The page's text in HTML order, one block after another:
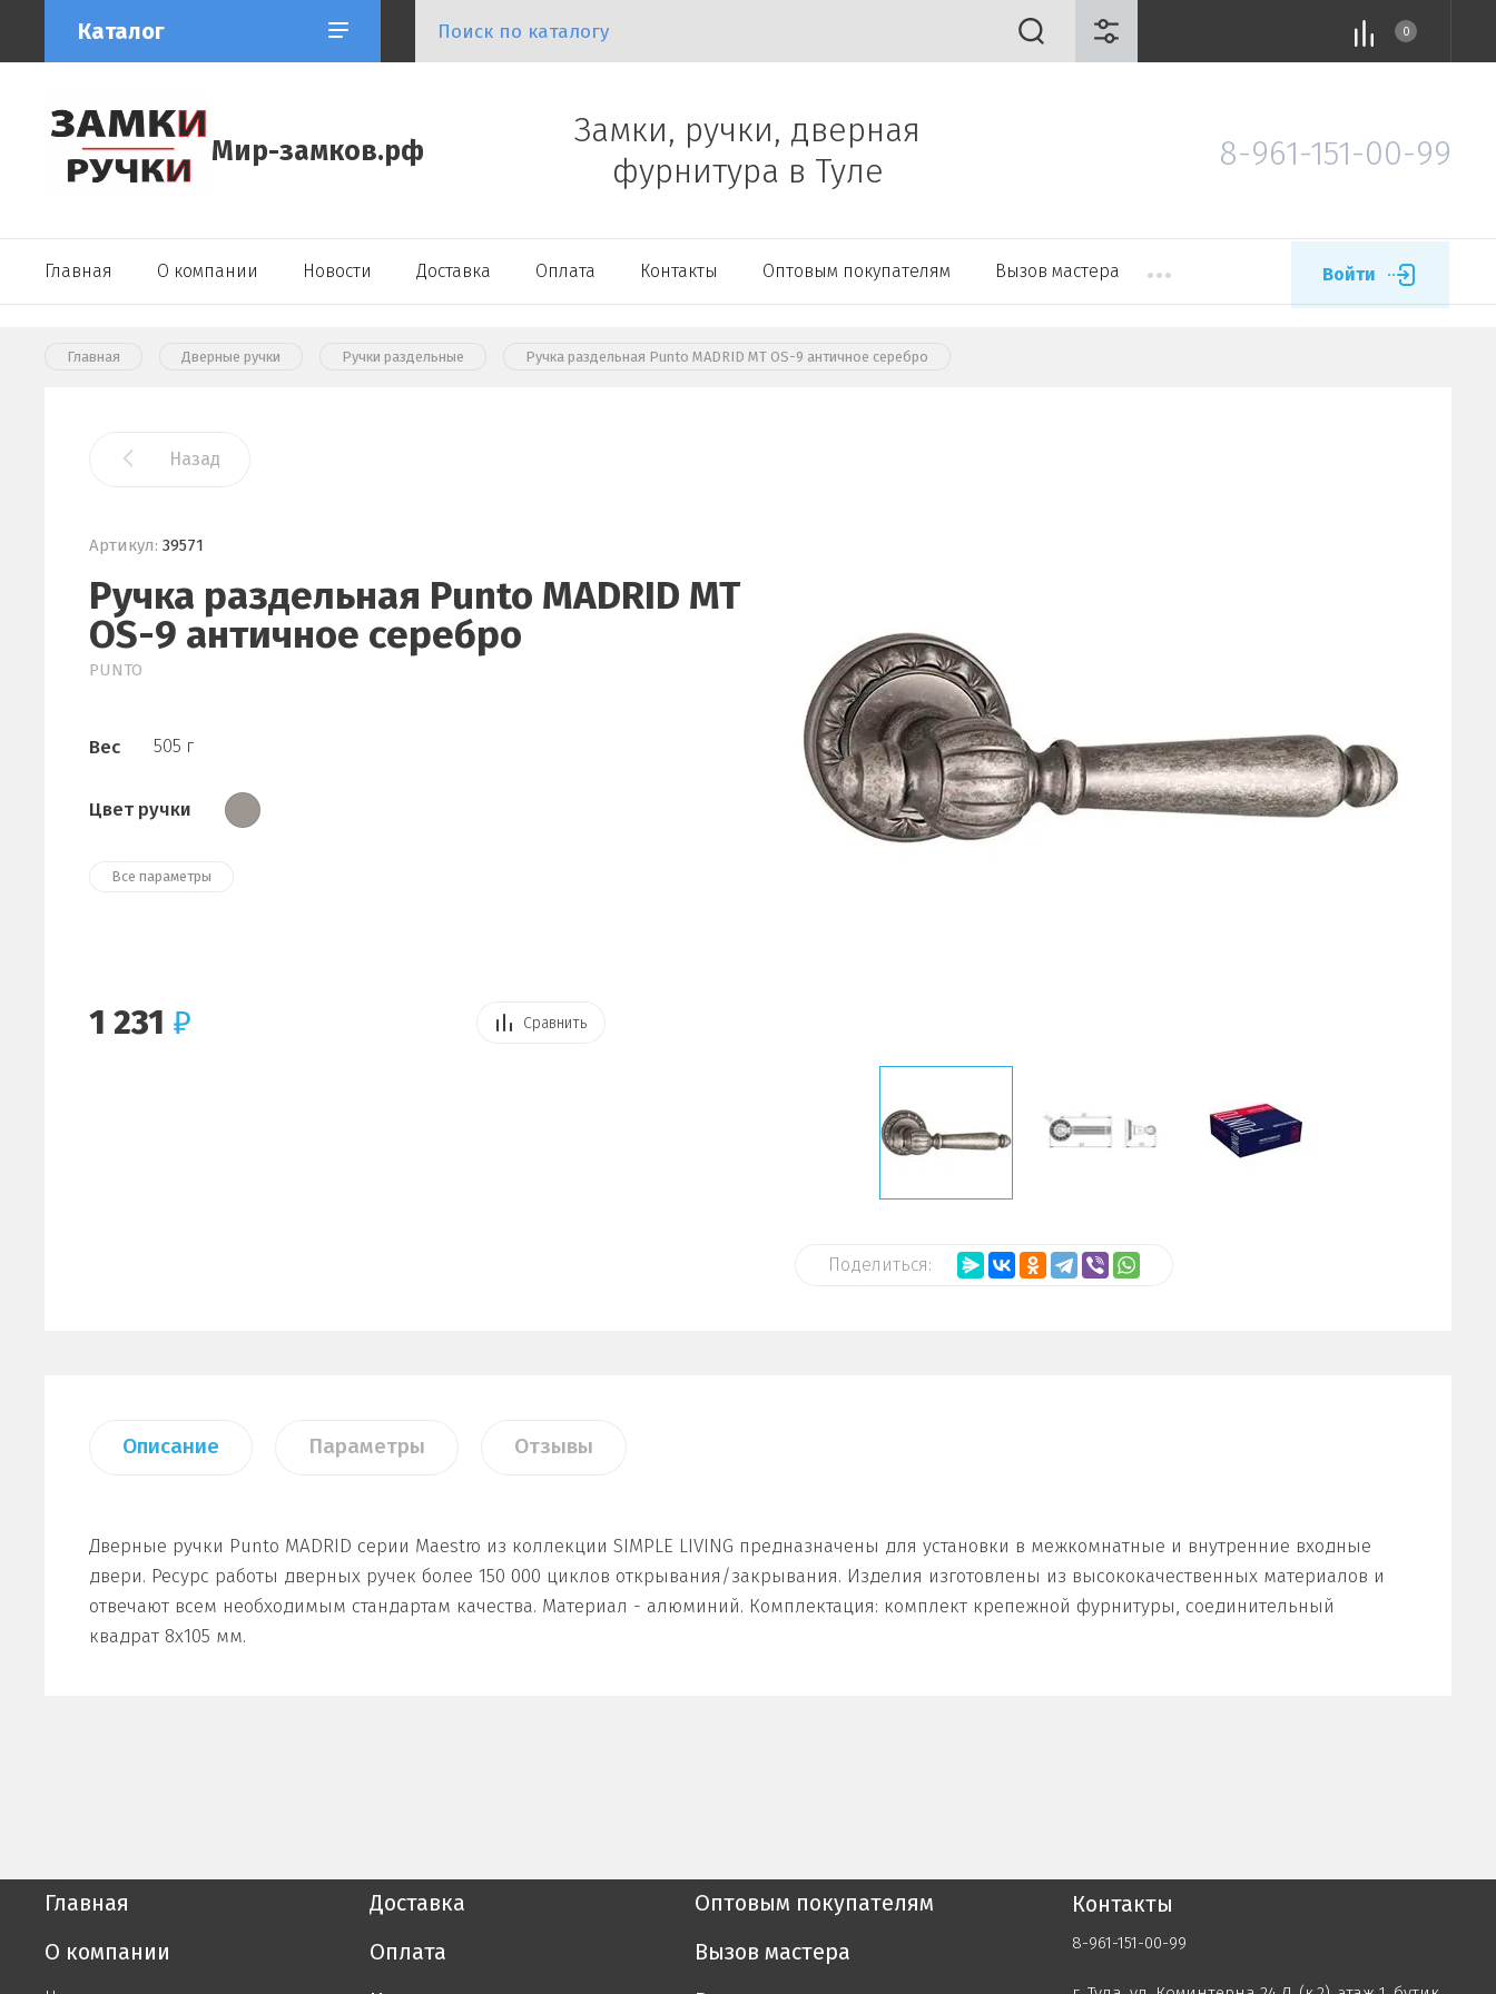
Главная О компании Новости Доставка Оплата Контакты Оптовым покупателям Вызов мастера Войти
Мир-замков.рф
Замки, ручки, дверная
фурнитура в Туле
8-961-151-00-99
Каталог 0
Главная Дверные ручки Ручки раздельные Ручка раздельная Punto MADRID MT OS-9 античное серебро
Назад
Артикул: 39571
Ручка раздельная Punto MADRID MT
OS-9 античное серебро
PUNTO
Вес 505 г
Цвет ручки
Все параметры
1 231 ₽ Сравнить
Поделиться:
Описание Параметры Отзывы
Дверные ручки Punto MADRID серии Maestro из коллекции SIMPLE LIVING предназначены для установки в межкомнатные и внутренние входные
двери. Ресурс работы дверных ручек более 150 000 циклов открывания/закрывания. Изделия изготовлены из высококачественных материалов и
отвечают всем необходимым стандартам качества. Материал - алюминий. Комплектация: комплект крепежной фурнитуры, соединительный
квадрат 8x105 мм.
Главная
О компании
Доставка
Оплата
Оптовым покупателям
Вызов мастера
Контакты
8-961-151-00-99